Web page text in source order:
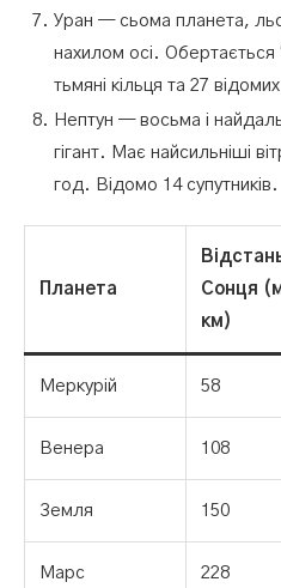
Уран — сьома планета,
нахилом осі.
тьмяні кільця та 27
Нептун — восьма і
гігант. Має найсильніші
год. Відомо 14 супутників.
Планета
Сонця
км)
Меркурій 58
Венера 108
Земля 150
Марс 228